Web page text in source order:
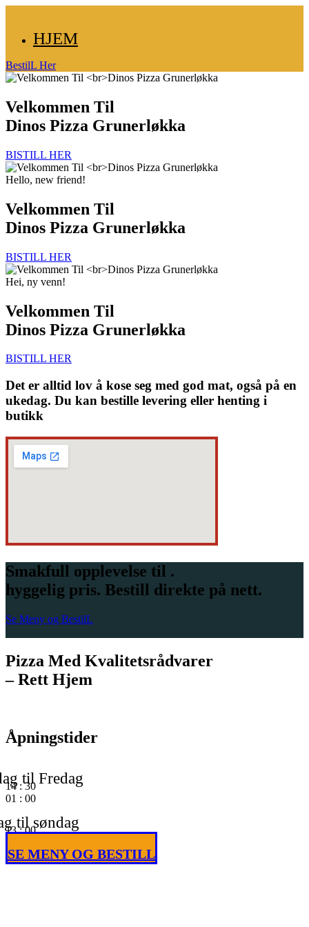
HJEM
BestilL Her
Velkommen Til
Dinos Pizza Grunerløkka
BISTILL HER
Hello, new friend!
Velkommen Til
Dinos Pizza Grunerløkka
BISTILL HER
Hei, ny venn!
Velkommen Til
Dinos Pizza Grunerløkka
BISTILL HER
Det er alltid lov å kose seg med god mat, også på en
ukedag. Du kan bestille levering eller henting i
butikk
Smakfull opplevelse til .
hyggelig pris. Bestill direkte på nett.
Se Meny og BestilL
Pizza Med Kvalitetsrådvarer
– Rett Hjem
Åpningstider
til Fredag
14 : 30
01 : 00
til søndag
13: 00
SE MENY OG BESTILL